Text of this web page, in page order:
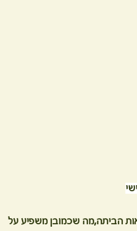
הביתה,מה שכמובן משפיע על